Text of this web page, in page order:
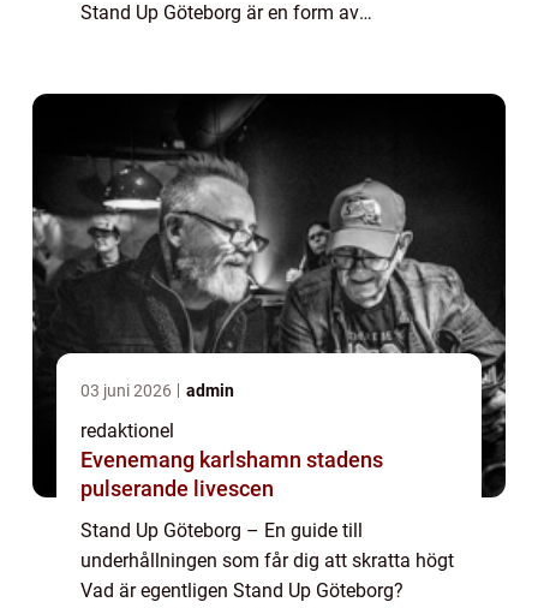
Stand Up Göteborg är en form av
03 juni 2026 admin
redaktionel
Evenemang karlshamn stadens
pulserande livescen
Stand Up Göteborg – En guide till
underhållningen som får dig att skratta högt
Vad är egentligen Stand Up Göteborg?